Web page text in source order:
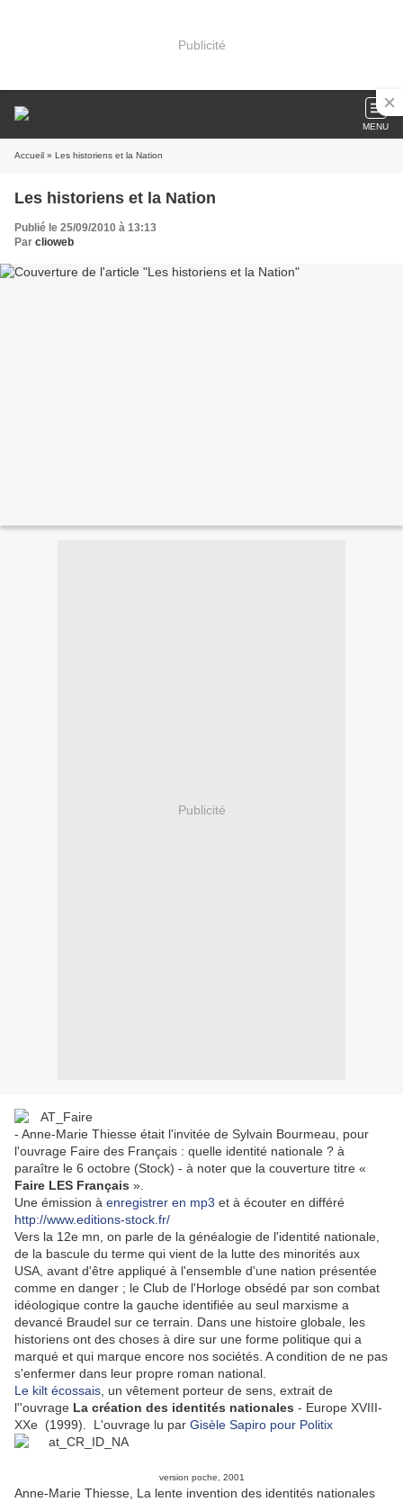
Publicité
MENU
Accueil » Les historiens et la Nation
Les historiens et la Nation
Publié le 25/09/2010 à 13:13
Par clioweb
Publicité
- Anne-Marie Thiesse était l'invitée de Sylvain Bourmeau, pour
l'ouvrage Faire des Français : quelle identité nationale ? à
paraître le 6 octobre (Stock) - à noter que la couverture titre «
Faire LES Français ».
Une émission à enregistrer en mp3 et à écouter en différé
http://www.editions-stock.fr/
Vers la 12e mn, on parle de la généalogie de l'identité nationale,
de la bascule du terme qui vient de la lutte des minorités aux
USA, avant d'être appliqué à l'ensemble d'une nation présentée
comme en danger ; le Club de l'Horloge obsédé par son combat
idéologique contre la gauche identifiée au seul marxisme a
devancé Braudel sur ce terrain. Dans une histoire globale, les
historiens ont des choses à dire sur une forme politique qui a
marqué et qui marque encore nos sociétés. A condition de ne pas
s'enfermer dans leur propre roman national.
Le kilt écossais , un vêtement porteur de sens, extrait de
l''ouvrage La création des identités nationales - Europe XVIII-
XXe (1999). L'ouvrage lu par Gisèle Sapiro pour Politix
version poche, 2001
Anne-Marie Thiesse, La lente invention des identités nationales